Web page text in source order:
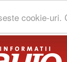
cookie-